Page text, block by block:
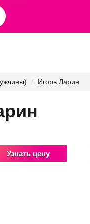
Игорь Ларин
Узнать цену